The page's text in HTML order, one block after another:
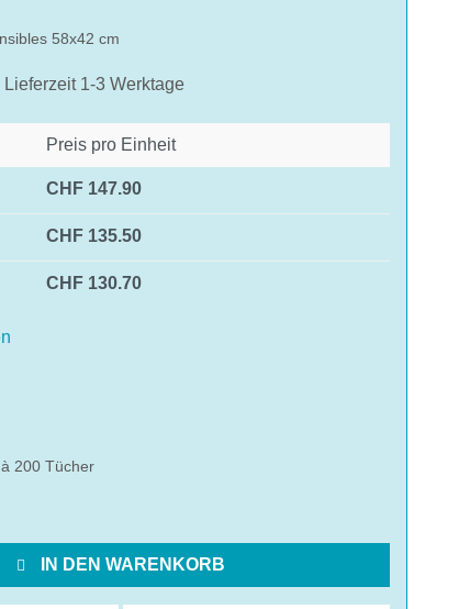
58x42 cm
Lieferzeit 1-3 Werktage
Preis pro Einheit
CHF 147.90
CHF 135.50
CHF 130.70
200 Tücher
IN DEN WARENKORB